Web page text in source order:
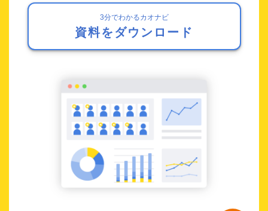
3分でわかるカオナビ
資料をダウンロード